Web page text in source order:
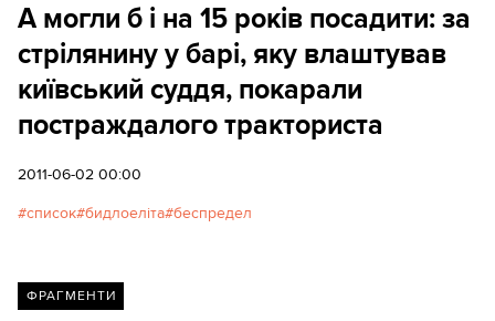
А могли б і на 15 років посадити: за
стрілянину у барі, яку влаштував
київський суддя, покарали
постраждалого тракториста
2011-06-02 00:00
список бидлоеліта беспредел
ФРАГМЕНТИ